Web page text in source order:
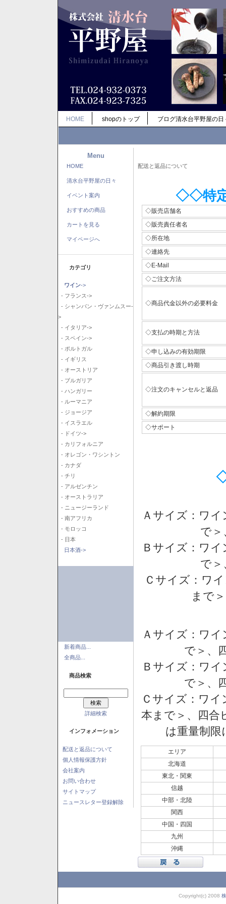
HOME shopのトップ ブログ清水台平野屋の日
Menu
HOME
清水台平野屋の日々
イベント案内
おすすめの商品
カートを見る
マイページへ
カテゴリ
ワイン->
- フランス->
- シャンパン・ヴァンムスー-
>
- イタリア->
- スペイン->
- ポルトガル
- イギリス
- オーストリア
- ブルガリア
- ハンガリー
- ルーマニア
- ジョージア
- イスラエル
- ドイツ->
- カリフォルニア
- オレゴン・ワシントン
- カナダ
- チリ
- アルゼンチン
- オーストラリア
- ニュージーランド
- 南アフリカ
- モロッコ
- 日本
日本酒->
新着商品...
全商品...
商品検索
詳細検索
インフォメーション
配送と返品について
個人情報保護方針
会社案内
お問い合わせ
サイトマップ
ニュースレター登録解除
配送と返品について
◇◇特
◇販売店舗名
◇販売責任者名
◇所在地
◇連絡先
◇E-Mail
◇ご注文方法
◇商品代金以外の必要料金
◇支払の時期と方法
◇申し込みの有効期限
◇商品引き渡し時期
◇注文のキャンセルと返品
◇解約期限
◇サポート
Ａサイズ：ワ
で
Ｂサイズ：ワ
で
Ｃサイズ：ワ
まで
Ａサイズ：ワ
で＞、
Ｂサイズ：ワ
で＞、
Ｃサイズ：ワイ
本まで＞、四
は重量制
エリア
北海道
東北・関東
信越
中部・北陸
関西
中国・四国
九州
沖縄
Copyright(c) 2008